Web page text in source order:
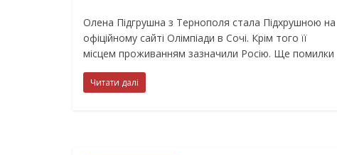
Олена Підгрушна з Тернополя стала Підхрушною на
офіційному сайті Олімпіади в Сочі. Крім того її
місцем проживанням зазначили Росію. Ще помилки
Читати далі